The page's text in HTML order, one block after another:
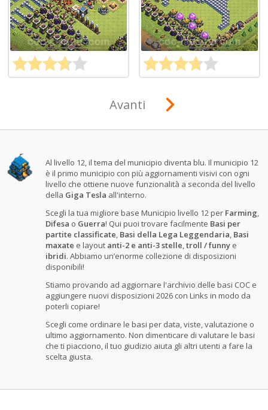
Avanti
Al livello 12, il tema del municipio diventa blu. Il municipio 12
è il primo municipio con più aggiornamenti visivi con ogni
livello che ottiene nuove funzionalità a seconda del livello
della Giga Tesla all'interno.
Scegli la tua migliore base Municipio livello 12 per Farming,
Difesa o Guerra! Qui puoi trovare facilmente Basi per
partite classificate, Basi della Lega Leggendaria, Basi
maxate e layout anti-2 e anti-3 stelle,troll / funny e
ibridi. Abbiamo un’enorme collezione di disposizioni
disponibili!
Stiamo provando ad aggiornare l'archivio delle basi COC e
aggiungere nuovi disposizioni 2026 con Links in modo da
poterli copiare!
Scegli come ordinare le basi per data, viste, valutazione o
ultimo aggiornamento. Non dimenticare di valutare le basi
che ti piacciono, il tuo giudizio aiuta gli altri utenti a fare la
scelta giusta.